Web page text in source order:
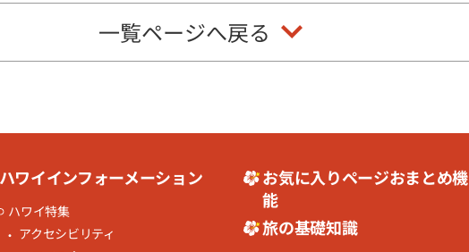
一覧ページへ戻る
ワイインフォーメーション
ハワイ特集
アクセシビリティ
お気に入りページおまとめ機
能
旅の基礎知識